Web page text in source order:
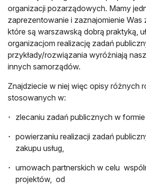
organizacji pozarządowych. Mamy
zaprezentowanie i zaznajomienie Was
które są warszawską dobrą praktyką,
organizacjom realizację zadań
przykłady/rozwiązania wyróżniają
innych samorządów.
Znajdziecie w niej więc opisy różnych
stosowanych w:
zlecaniu zadań publicznych w
powierzaniu realizacji zadań
zakupu usług,
umowach partnerskich w celu
projektów, od